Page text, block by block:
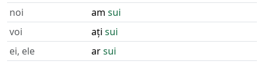
noi
am sui
voi
ați sui
ei, ele
arsui